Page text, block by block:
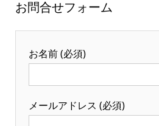
お問合せフォーム
お名前 (必須)
メールアドレス (必須)